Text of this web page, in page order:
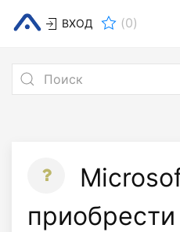
ВХОД (0)